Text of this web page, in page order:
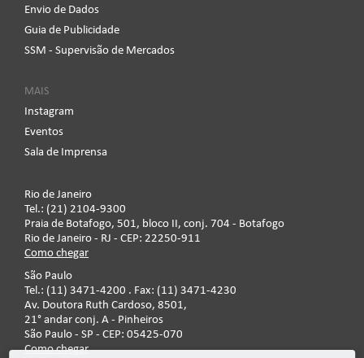
Envio de Dados
Guia de Publicidade
SSM - Supervisão de Mercados
MAIS
Instagram
Eventos
Sala de Imprensa
Rio de Janeiro
Tel.: (21) 2104-9300
Praia de Botafogo, 501, bloco II, conj. 704 - Botafogo
Rio de Janeiro - RJ - CEP: 22250-911
Como chegar
São Paulo
Tel.: (11) 3471-4200 . Fax: (11) 3471-4230
Av. Doutora Ruth Cardoso, 8501,
21° andar conj. A - Pinheiros
São Paulo - SP - CEP: 05425-070
Como chegar